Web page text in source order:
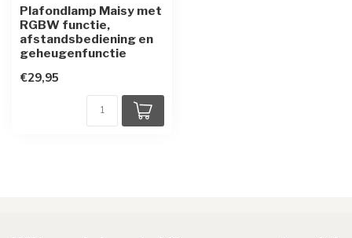
Plafondlamp Maisy met
RGBW functie,
afstandsbediening en
geheugenfunctie
€29,95